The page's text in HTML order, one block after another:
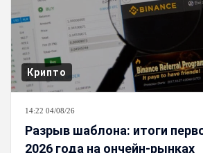
Крипто
14:22 04/08/26
Разрыв шаблона: итоги
2026 года на ончейн-рынках